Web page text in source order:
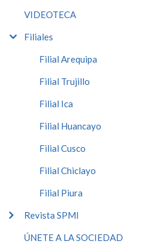
VIDEOTECA
Filiales
Filial Arequipa
Filial Trujillo
Filial Ica
Filial Huancayo
Filial Cusco
Filial Chiclayo
Filial Piura
Revista SPMI
ÚNETE A LA SOCIEDAD